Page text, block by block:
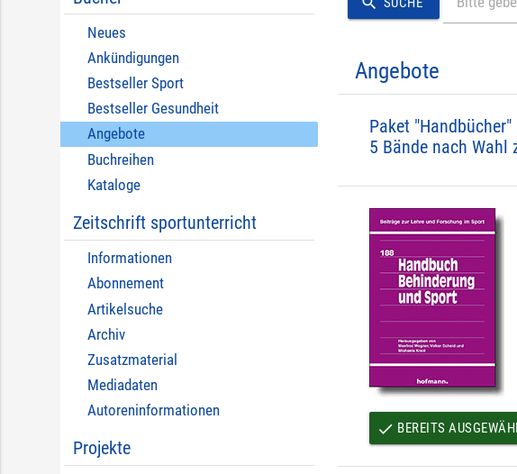
Neues
Ankündigungen
Bestseller Sport
Bestseller Gesundheit
Angebote
Buchreihen
Kataloge
Zeitschrift sportunterricht
Informationen
Abonnement
Artikelsuche
Archiv
Zusatzmaterial
Mediadaten
Autoreninformationen
Projekte
Angebote
Paket "Handbücher"
5 Bände nach Wahl
done BEREITS